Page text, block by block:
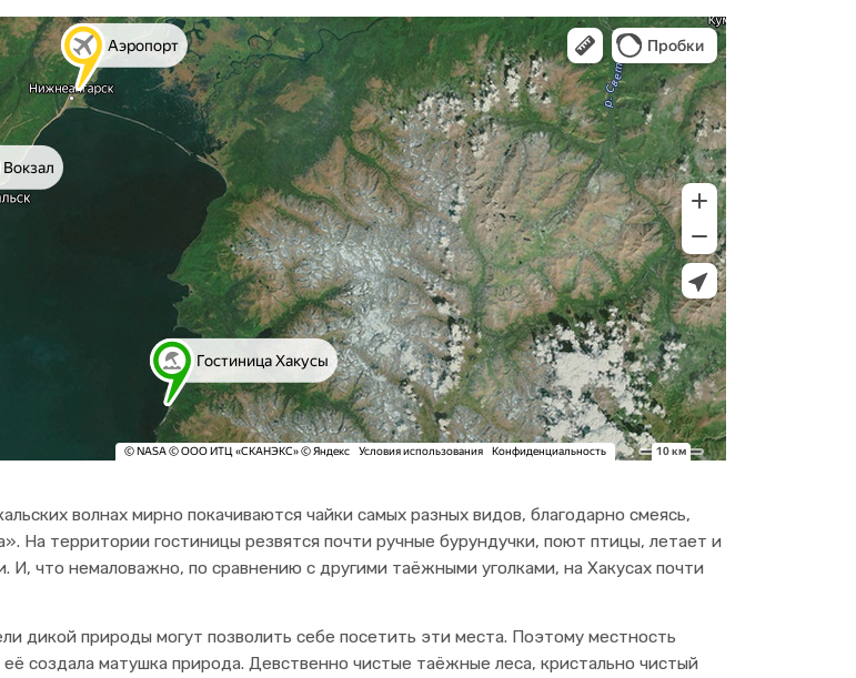
волнах мирно покачиваются чайки самых разных видов, благодарно смеясь,
На территории гостиницы резвятся почти ручные бурундучки, поют птицы, летает и
И, что немаловажно, по сравнению с другими таёжными уголками, на Хакусах почти
дикой природы могут позволить себе посетить эти места. Поэтому местность
создала матушка природа. Девственно чистые таёжные леса, кристально чистый